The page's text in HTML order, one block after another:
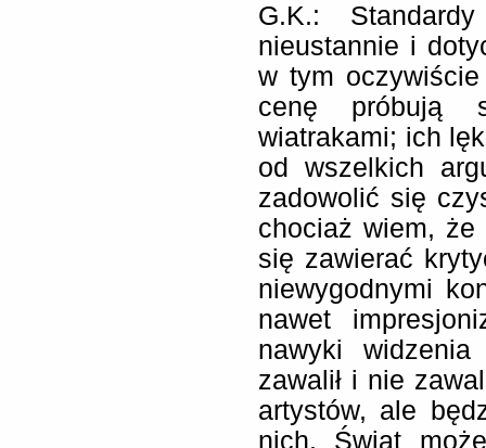
G.K.:
nieustannie i
w tym
cenę próbują
wiatrakami; ich
od wszelkich
zadowolić się
chociaż wiem,
się zawierać
niewygodnymi
nawet
nawyki
zawalił i nie
artystów, ale
nich. Świat